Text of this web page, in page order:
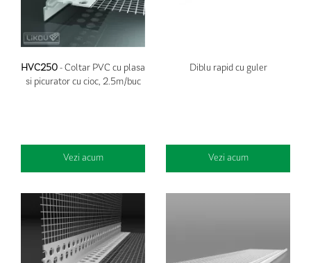
HVC250 - Coltar PVC cu plasa
si picurator cu cioc, 2.5m/buc
Vezi acum
Diblu rapid cu guler
Vezi acum